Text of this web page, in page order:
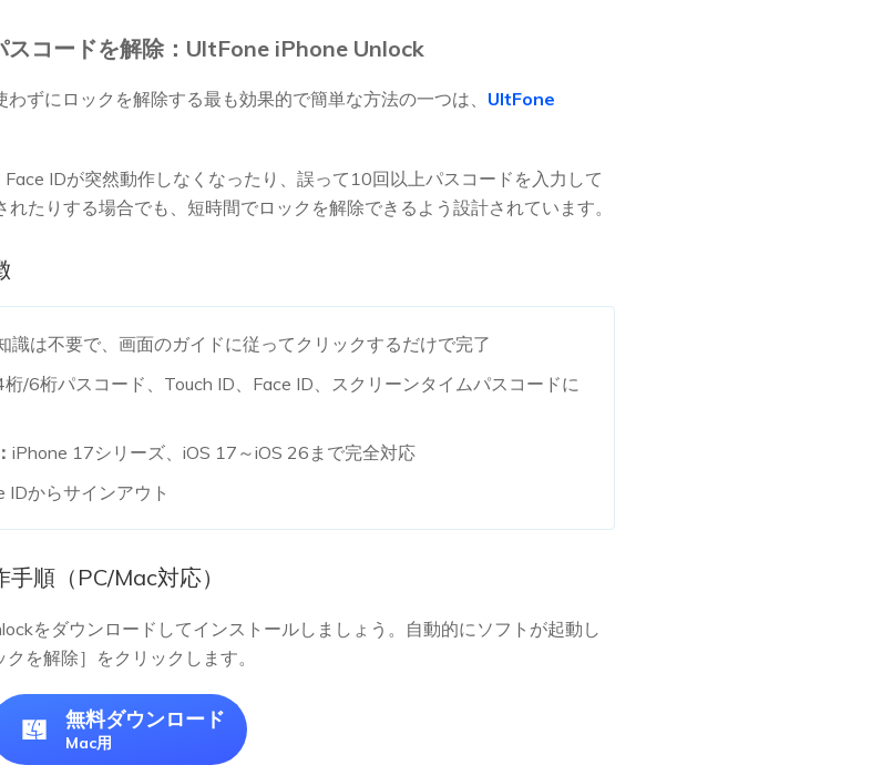
コードを解除：UltFone iPhone Unlock
ずにロックを解除する最も効果的で簡単な方法の一つは、 UltFone
IDが突然動作しなくなったり、誤って10回以上パスコードを入力して
たりする場合でも、短時間でロックを解除できるよう設計されています。
識は不要で、画面のガイドに従ってクリックするだけで完了
桁/6桁パスコード、Touch ID、Face ID、スクリーンタイムパスコードに
iPhone 17シリーズ、iOS 17～iOS 26まで完全対応
IDからサインアウト
順（PC/Mac対応）
をダウンロードしてインストールしましょう。自動的にソフトが起動し
を解除］をクリックします。
無料ダウンロード
Mac用